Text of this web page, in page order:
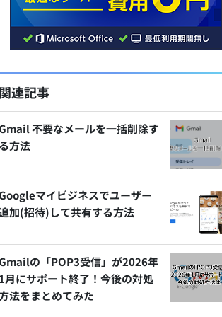
関連記事
不要なメールを一括削除す
る方法
マイビジネスでユーザー
加(招待)して共有する方法
の「POP3受信」が2026年
1月にサポート終了！今後の対処
法をまとめてみた